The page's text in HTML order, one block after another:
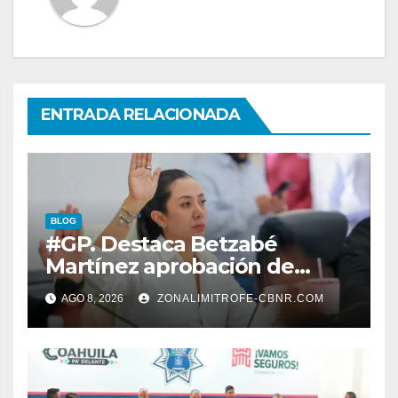
ENTRADA RELACIONADA
BLOG
#GP. Destaca Betzabé
Martínez aprobación de
nuevas normas para
fortalecer la ética y
transparencia*
AGO 8, 2026 ZONALIMITROFE-CBNR.COM